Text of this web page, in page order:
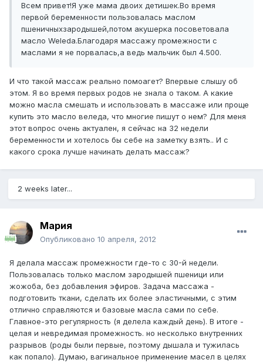
Всем привет!Я уже мама двоих детишек.Во время
первой беременности пользовалась маслом
пшеничныхзародышей,потом акушерка посоветовала
масло Weleda.Благодаря массажу промежности с
маслами я не порвалась,а ведь мальчик был 4.500.
И что такой массаж реально помоагет? Впервые слышу об
этом. Я во время первых родов не знала о таком. А какие
можно масла смешать и использовать в массаже или проще
купить это масло веледа, что многие пишут о нем? Для меня
этот вопрос очень актуален, я сейчас на 32 недели
беременности и хотелось бы себе на заметку взять.. И с
какого срока лучше начинать делать массаж?
2 weeks later...
Мария
Опубликовано 10 апреля, 2012
Я делала массаж промежности где-то с 30-й недели.
Пользовалась только маслом зародышей пшеници или
жожоба, без добавления эфиров. Задача массажа -
подготовить ткани, сделать их более эластичными, с этим
отлично справляются и базовые масла сами по себе.
Главное-это регулярность (я делела каждый день). В итоге -
целая и невредимая промежность. но несколько внутренних
разрывов (роды были первые, поэтому дышала и тужилась
как попало). Думаю, вагинальное применение масел в целях